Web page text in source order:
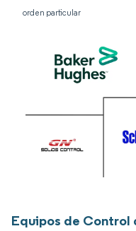
orden particular
Equipos de Control